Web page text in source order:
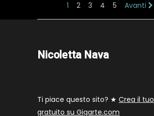
1 2 3 4 5 Avanti
Nicoletta Nava
Ti piace questo sito? ★ Crea il tuo
gratuito su Gigarte.com